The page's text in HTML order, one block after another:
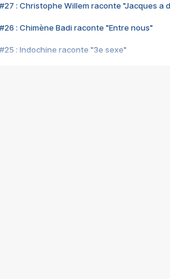
#27 : Christophe Willem raconte "Jacques a
#26 : Chimène Badi raconte "Entre nous"
#25 : Indochine raconte "3e sexe"